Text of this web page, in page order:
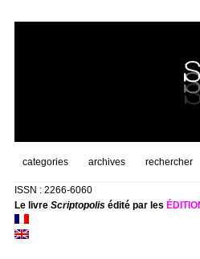
categories archives rechercher
ISSN : 2266-6060
Le livre Scriptopolisédité par les